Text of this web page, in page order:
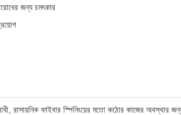
জন্য চমৎকার
রাসায়নিক ফাইবার স্পিনিংয়ের মতো কঠোর কাজের অবস্থার